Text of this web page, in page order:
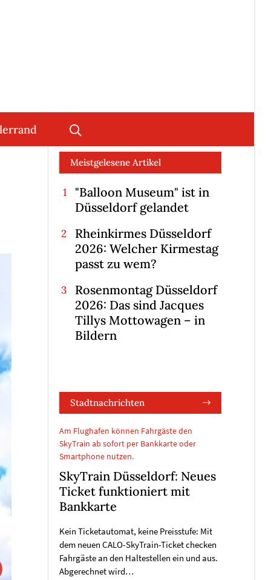
Meistgelesene Artikel
"Balloon Museum" ist in
Düsseldorf gelandet
Rheinkirmes Düsseldorf
2026: Welcher Kirmestag
passt zu wem?
Rosenmontag Düsseldorf
2026: Das sind Jacques
Tillys Mottowagen – in
Bildern
Stadtnachrichten
Am Flughafen können Fahrgäste den
SkyTrain ab sofort per Bankkarte oder
Smartphone nutzen.
SkyTrain Düsseldorf: Neues
Ticket funktioniert mit
Bankkarte
Kein Ticketautomat, keine Preisstufe: Mit
dem neuen CALO-SkyTrain-Ticket checken
Fahrgäste an den Haltestellen ein und aus.
Abgerechnet wird…